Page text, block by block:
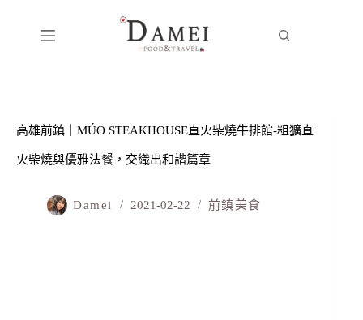
高雄前鎮｜MÚO STEAKHOUSE直火柴燒牛排館-粗獷直
火柴燒與優雅法餐，交織出和諧篇章
Damei 2021-02-22 前鎮美食